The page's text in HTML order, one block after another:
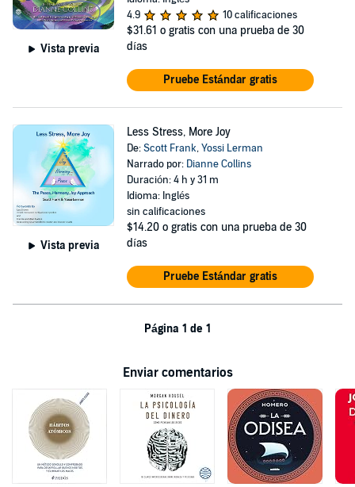
Vista previa
4.9
10 calificaciones
$31.61 o gratis con una prueba de 30
días
Pruebe Estándar gratis
Vista previa
Less Stress, More Joy
De:Scott Frank,Yossi Lerman
Narrado por: Dianne Collins
Duración: 4 h y 31 m
Idioma: Inglés
sin calificaciones
$14.20 o gratis con una prueba de 30
días
Pruebe Estándar gratis
Página 1 de 1
Enviar comentarios